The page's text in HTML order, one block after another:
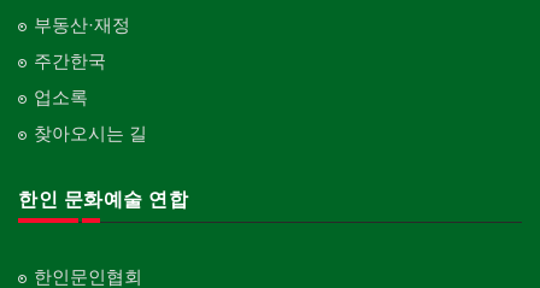
부동산·재정
주간한국
업소록
찾아오시는 길
한인 문화예술 연합
한인문인협회